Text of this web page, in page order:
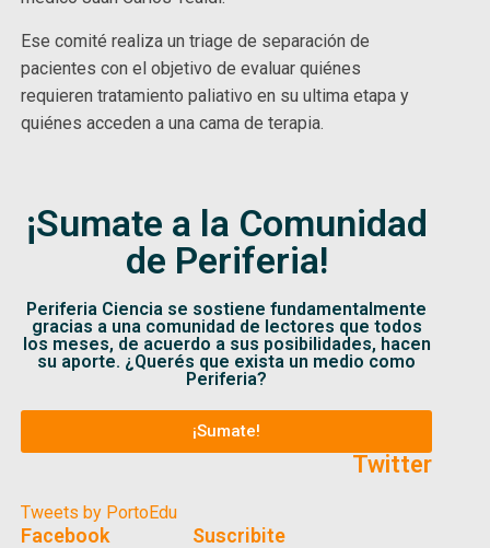
Ese comité realiza un triage de separación de
pacientes con el objetivo de evaluar quiénes
requieren tratamiento paliativo en su ultima etapa y
quiénes acceden a una cama de terapia.
¡Sumate a la Comunidad
de Periferia!
Periferia Ciencia se sostiene fundamentalmente
gracias a una comunidad de lectores que todos
los meses, de acuerdo a sus posibilidades, hacen
su aporte. ¿Querés que exista un medio como
Periferia?
¡Sumate!
Twitter
Tweets by PortoEdu
Facebook Suscribite